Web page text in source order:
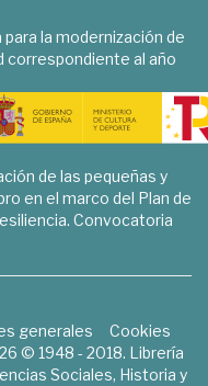
la modernización de
correspondiente al año
de las pequeñas y
en el marco del Plan de
Convocatoria
generales
Cookies
© 1948 - 2018. Librería
Sociales, Historia y